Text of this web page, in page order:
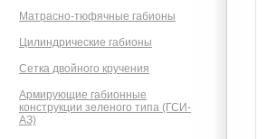
Матрасно-тюфячные габионы
Цилиндрические габионы
Сетка двойного кручения
Армирующие габионные
конструкции зеленого типа (ГСИ-
АЗ)